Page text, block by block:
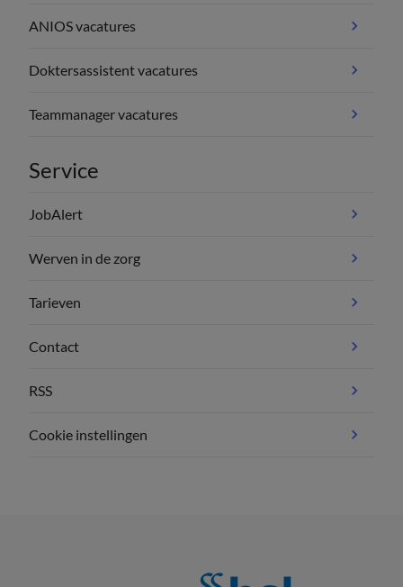
ANIOS vacatures
Doktersassistent vacatures
Teammanager vacatures
Service
JobAlert
Werven in de zorg
Tarieven
Contact
RSS
Cookie instellingen